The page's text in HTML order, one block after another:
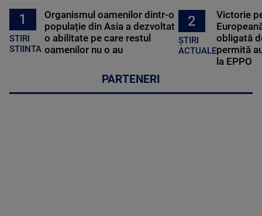
1
STIRI
STIINTA
Organismul oamenilor dintr-o
populație din Asia a dezvoltat
o abilitate pe care restul
oamenilor nu o au
2
ȘTIRI
ACTUALE
Victorie
obligată
permită
la EPPO
PARTENERI